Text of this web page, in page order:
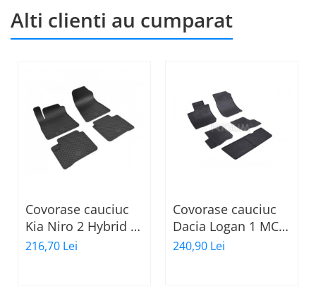
Alti clienti au cumparat
Covorase cauciuc
Kia Niro 2 Hybrid /
Plug-in Hybrid
216,70 Lei
Covorase cauciuc
Dacia Logan 1 MCV,
2007-2013, Rigum
240,90 Lei